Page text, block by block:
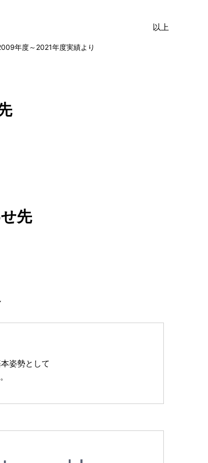
以上
年度～2021年度実績より
先
姿勢として